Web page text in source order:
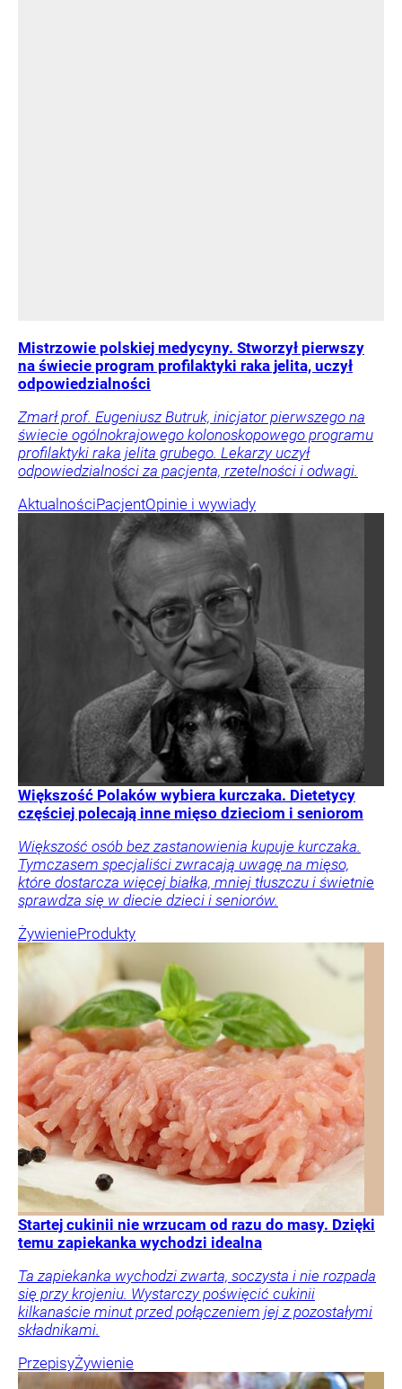
Mistrzowie polskiej medycyny. Stworzył pierwszy
na świecie program profilaktyki raka jelita, uczył
odpowiedzialności
Zmarł prof. Eugeniusz Butruk, inicjator pierwszego na
świecie ogólnokrajowego kolonoskopowego programu
profilaktyki raka jelita grubego. Lekarzy uczył
odpowiedzialności za pacjenta, rzetelności i odwagi.
AktualnościPacjentOpinie i wywiady
Większość Polaków wybiera kurczaka. Dietetycy
częściej polecają inne mięso dzieciom i seniorom
Większość osób bez zastanowienia kupuje kurczaka.
Tymczasem specjaliści zwracają uwagę na mięso,
które dostarcza więcej białka, mniej tłuszczu i świetnie
sprawdza się w diecie dzieci i seniorów.
ŻywienieProdukty
Startej cukinii nie wrzucam od razu do masy. Dzięki
temu zapiekanka wychodzi idealna
Ta zapiekanka wychodzi zwarta, soczysta i nie rozpada
się przy krojeniu. Wystarczy poświęcić cukinii
kilkanaście minut przed połączeniem jej z pozostałymi
składnikami.
PrzepisyŻywienie